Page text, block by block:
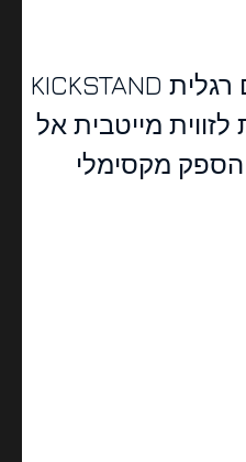
רגלית KICKSTAND
מייטבית אל
מקסימלי